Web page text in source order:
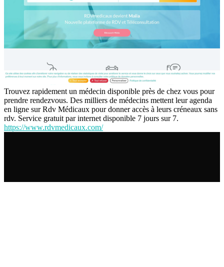
Trouvez rapidement un médecin disponible près de chez vous pour
prendre rendezvous. Des milliers de médecins mettent leur agenda
en ligne sur Rdv Médicaux pour donner accès à leurs créneaux sans
rdv. Service gratuit par internet disponible 7 jours sur 7.
https://www.rdvmedicaux.com/